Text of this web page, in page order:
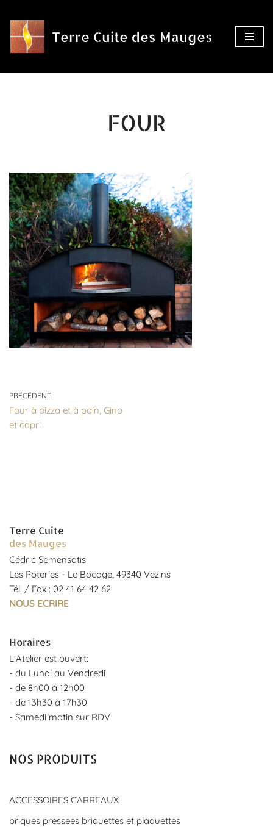
Aller
au
Terre Cuite des Mauges
FOUR
PRÉCÉDENT
Four à pizza et à pain, Gino
et capri
Terre Cuite
des Mauges
Cédric Semensatis
Les Poteries - Le Bocage, 49340 Vezins
Tél. / Fax : 02 41 64 42 62
NOUS ECRIRE
Horaires
L'Atelier est ouvert:
- du Lundi au Vendredi
- de 8h00 à 12h00
- de 13h30 à 17h30
- Samedi matin sur RDV
NOS PRODUITS
ACCESSOIRES CARREAUX
briques pressees briquettes et plaquettes